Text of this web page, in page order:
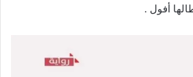
أفول .